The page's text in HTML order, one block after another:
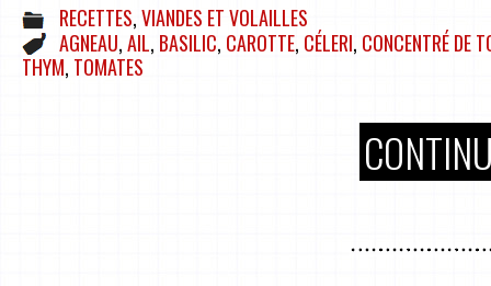
RECETTES,VIANDES ET VOLAILLES
AGNEAU,AIL, BASILIC, CAROTTE, CÉLERI, CONCENTRÉ DE
THYM, TOMATES